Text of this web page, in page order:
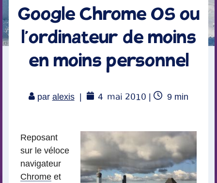
Google Chrome OS ou
l’ordinateur de moins
en moins personnel
par alexis 4 mai 2010 |
Temps
9 min
Reposant
sur le véloce
navigateur
Chrome et